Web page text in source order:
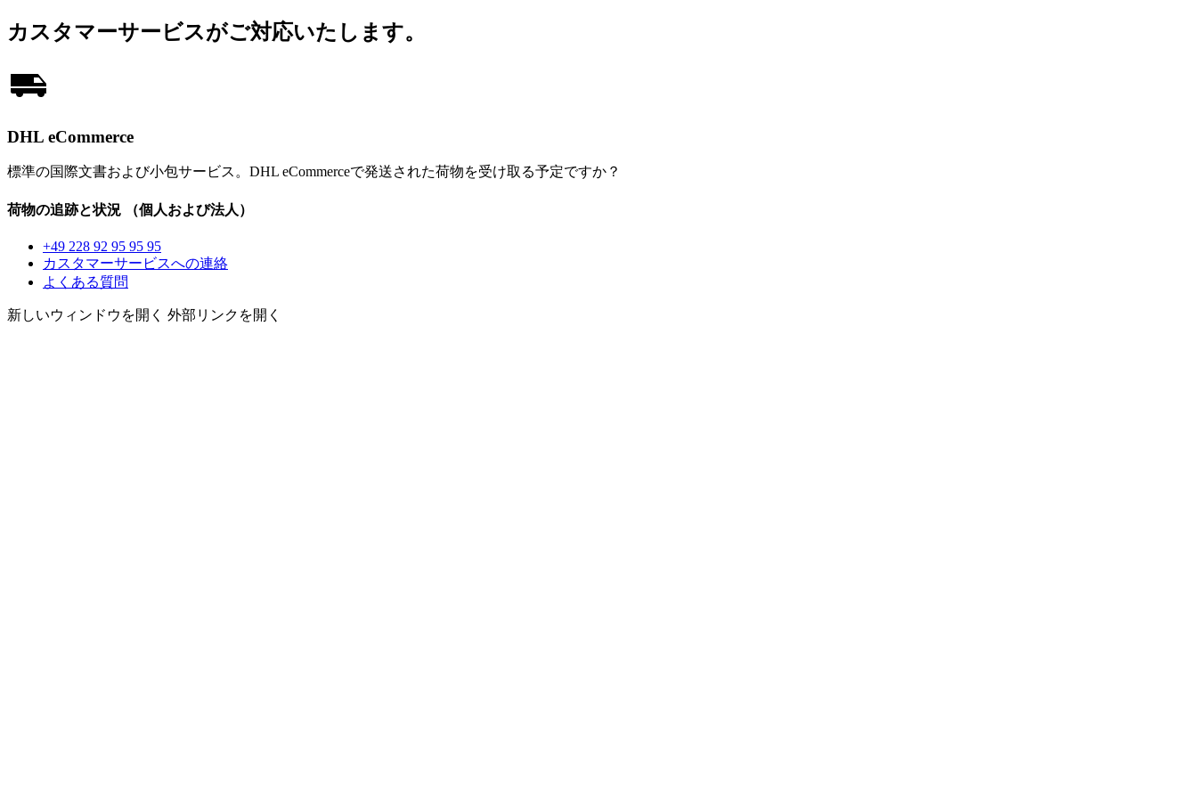
カスタマーサービスがご対応いたします。
DHL eCommerce
標準の国際文書および小包サービス。DHL eCommerceで発送された荷物を受け取る予定ですか？
荷物の追跡と状況 （個人および法人）
+49 228 92 95 95 95
カスタマーサービスへの連絡
よくある質問
新しいウィンドウを開く 外部リンクを開く